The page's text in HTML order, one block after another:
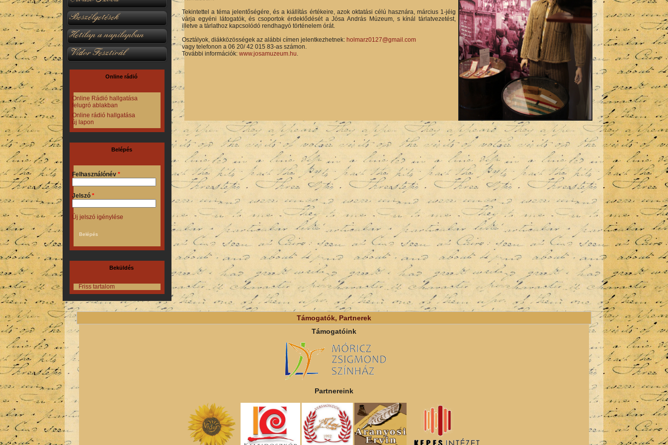
Beszélgetések
Hetilap a napilapban
Vidor Fesztivál
Online rádió
Online Rádió hallgatása
felugró ablakban
Online rádió hallgatása
új lapon
Belépés
Felhasználónév *
Jelszó *
Új jelszó igénylése
Beküldés
Friss tartalom
Tekintettel a téma jelentőségére, és a kiállítás értékeire, azok oktatási célú hasznára, március 1-jéig
várja egyéni látogatók, és csoportok érdeklődését a Jósa András Múzeum, s kínál tárlatvezetést,
illetve a tárlathoz kapcsolódó rendhagyó történelem órát.
Osztályok, diákközösségek az alábbi címen jelentkezhetnek: holmarz0127@gmail.com
vagy telefonon a 06 20/ 42 015 83-as számon.
További információk: www.josamuzeum.hu.
Támogatók, Partnerek
Támogatóink
Partnereink